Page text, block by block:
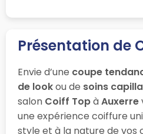
Présentation de
Envie d’une coupe
de lookou de soins
salon Coiff TopàAuxerre
une expérience coiffure
style et à la nature de vos